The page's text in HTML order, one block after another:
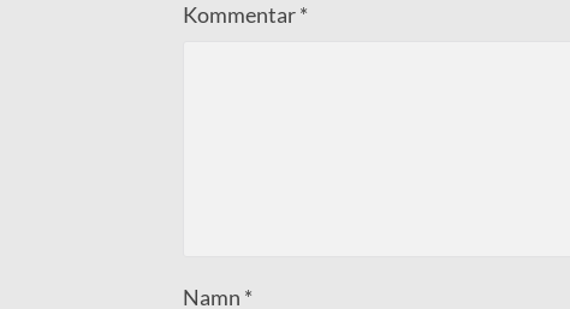
Kommentar*
Namn *